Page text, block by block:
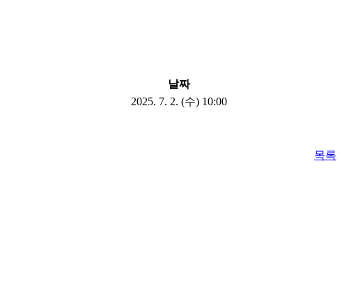
날짜
2025. 7. 2. (수) 10:00
목록